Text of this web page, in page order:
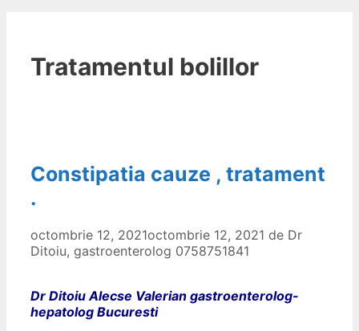
Tratamentul bolillor
Constipatia cauze , tratament
.
octombrie 12, 2021octombrie 12, 2021 de Dr
Ditoiu, gastroenterolog 0758751841
Dr Ditoiu Alecse Valerian gastroenterolog-
hepatolog Bucuresti